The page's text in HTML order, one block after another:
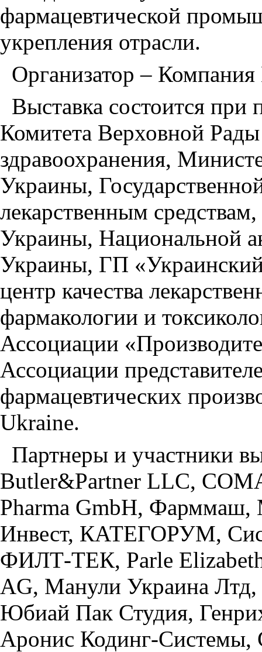
фармацевтической
укрепления отрасли.
Организатор –
Выставка состоится при
Комитета Верховной
здравоохранения,
Украины,
лекарственным
Украины, Национальной
Украины, ГП
центр качества
фармакологии и
Ассоциации
Ассоциации
фармацевтических
Ukraine.
Партнеры и участники
Butler&Partner LLC,
Pharma GmbH, Фарммаш,
Инвест, КАТЕГОРУМ,
ФИЛТ-ТЕК, Parle
AG, Манули Украина
Юбиай Пак Студия,
Аронис Кодинг-